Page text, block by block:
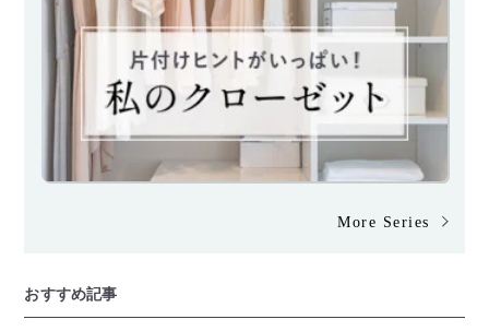
More Series
おすすめ記事